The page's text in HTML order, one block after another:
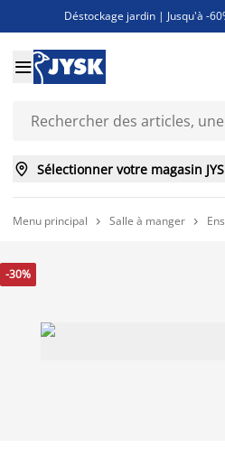
Déstockage jardin | Jusqu'à -
Jusqu'à -50% sur une
Découvrez les nouveautés

 Sélectionner votre magasin
Menu principal  Salle à manger 
-30%